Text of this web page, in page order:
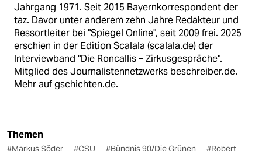
Jahrgang 1971. Seit 2015 Bayernkorrespondent der
taz. Davor unter anderem zehn Jahre Redakteur und
Ressortleiter bei "Spiegel Online", seit 2009 frei. 2025
erschien in der Edition Scalala (scalala.de) der
Interviewband "Die Roncallis – Zirkusgespräche".
Mitglied des Journalistennetzwerks beschreiber.de.
Mehr auf gschichten.de.
Themen
#Markus Söder #CSU #Bündnis 90/Die Grünen #Robert